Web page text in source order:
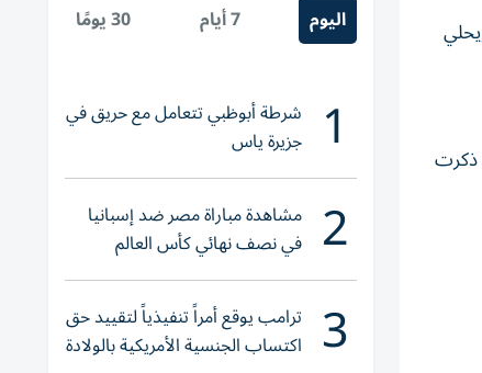
ذكرت
اليوم 7 أيام 30 يومًا
1 شرطة أبوظبي تتعامل مع حريق في
جزيرة ياس
2 مشاهدة مباراة مصر ضد إسبانيا
في نصف نهائي كأس العالم
لناشئات اليد 2026
3 ترامب يوقع أمراً تنفيذياً لتقييد حق
اكتساب الجنسية الأمريكية بالولادة